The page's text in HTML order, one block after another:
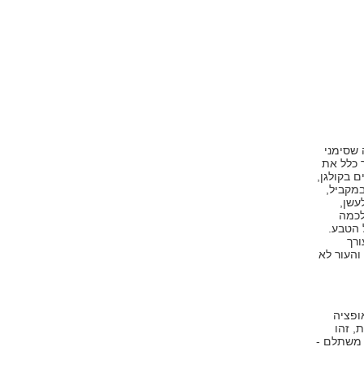
כלל את
בקולגן,
הטבע.
לא
זהו
משתלם -